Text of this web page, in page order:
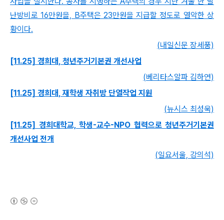
난방비로 16만원을, B주택은 23만원을 지급할 정도로 열악한 상
황이다.
(내일신문 장세풍)
[11.25] 경희대, 청년주거기본권 개선사업
(베리타스알파 김하연)
[11.25] 경희대, 재학생 자취방 단열작업 지원
(뉴시스 최성욱)
[11.25] 경희대학교, 학생-교수-NPO 협력으로 청년주거기본권
개선사업 전개
(일요서울, 강의석)